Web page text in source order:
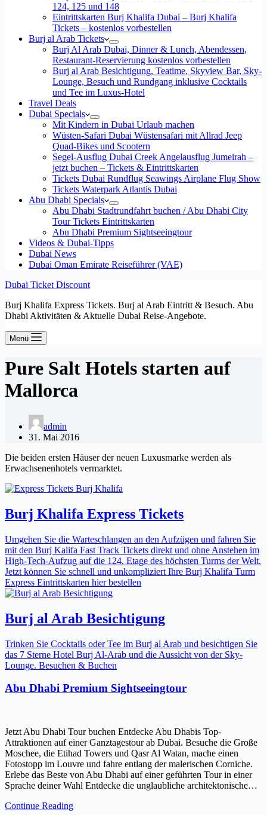
124, 125 und 148
Eintrittskarten Burj Khalifa Dubai – Burj Khalifa
Tickets – kostenlos vorbestellen
Burj al Arab Tickets
Burj Al Arab Dubai, Dinner & Lunch, Abendessen,
Restaurant-Reservierung kostenlos vorbestellen
Burj al Arab Besichtigung, Teatime, Skyview Bar, Sky-
Lounge, Besuch und Rundgang inklusive Cocktails
und Tee im Luxus-Hotel
Travel Deals
Dubai Specials
Mit Kindern in Dubai Urlaub machen
Wüsten-Safari Dubai Wüstensafari mit Allrad Jeep
Quad-Bikes und Scootern
Segel-Ausflug Dubai Creek Angelausflug Jumeirah –
jetzt buchen – Tickets & Eintrittskarten
Tickets Dubai Rundflug Seawings Airplane Flug Show
Tickets Waterpark Atlantis Dubai
Abu Dhabi Specials
Abu Dhabi Stadtrundfahrt buchen / Abu Dhabi City
Tour Tickets Eintrittskarten
Abu Dhabi Premium Sightseeingtour
Videos & Dubai-Tipps
Dubai News
Dubai Oman Emirate Reiseführer (VAE)
Dubai Ticket Discount
Burj Khalifa Express Tickets. Burj al Arab Eintritt & Besuch. Abu
Dhabi Aktivitäten & Aktuelle Dubai Reise-Angebote.
Menü
Pure Salt Hotels starten auf
Mallorca
admin
31. Mai 2016
Die beiden ersten Häuser der neuen Luxusmarke werden als
Erwachsenenhotels vermarktet.
Burj Khalifa Express Tickets
Umgehen Sie die Warteschlangen an den Aufzügen und fahren Sie
mit den Burj Kalifa Fast Track Tickets direkt und ohne Anstehen im
High-Tech-Aufzug auf die 124. Etage des höchsten Turms der Welt.
Jetzt können Sie schnell und unkompliziert Ihre Burj Khalifa Turm
Express Eintrittskarten hier bestellen
Burj al Arab Besichtigung
Trinken Sie Cocktails oder Tee im Burj al Arab und besichtigen Sie
das 7 Sterne Hotel Burj Al-Arab und die Aussicht von der Sky-
Lounge. Besuchen & Buchen
Abu Dhabi Premium Sightseeingtour
Jetzt Abu Dhabi Tour buchen Entdecke Abu Dhabis Top-
Attraktionen auf einer Ganztagestour ab Dubai. Besuche die Große
Moschee, die Etihad Towers und Qasr Al Watan, mache einen
Fotostopp im Louvre und fahre entlang der malerischen Corniche.
Erlebe das Beste von Abu Dhabi auf einer geführten Tour in einer
Sprache deiner Wahl Entdecke die unglaubliche architektonische…
Continue Reading